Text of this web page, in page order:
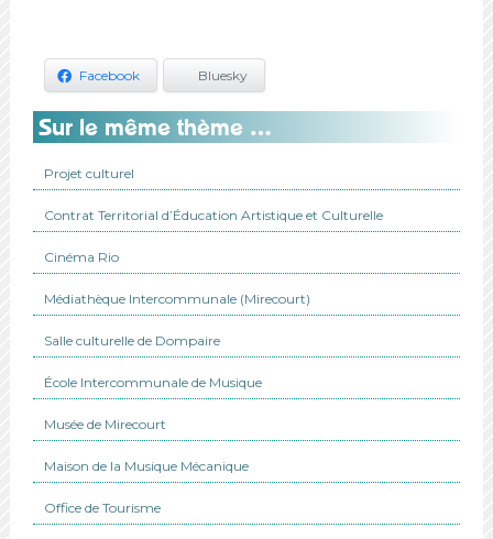
Facebook Bluesky
Sur le même thème …
Projet culturel
Contrat Territorial d’Éducation Artistique et Culturelle
Cinéma Rio
Médiathèque Intercommunale (Mirecourt)
Salle culturelle de Dompaire
École Intercommunale de Musique
Musée de Mirecourt
Maison de la Musique Mécanique
Office de Tourisme